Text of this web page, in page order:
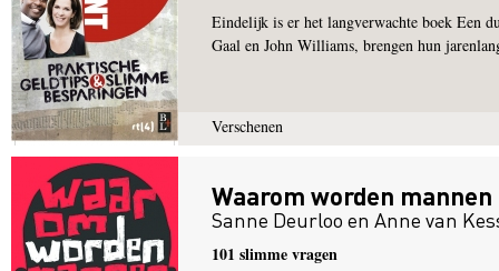
Eindelijk is er het langverwachte boek Een
Gaal en John Williams, brengen hun
Verschenen
Waarom worden
Sanne Deurloo en Anne van
101 slimme vragen